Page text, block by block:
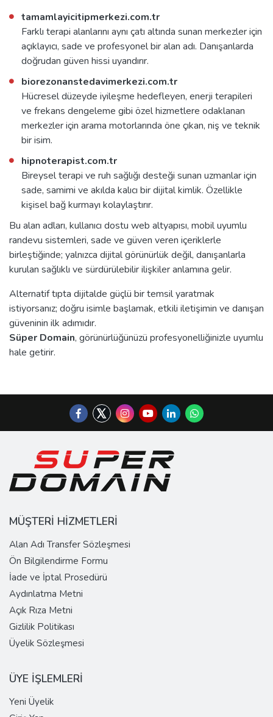
tamamlayicitipmerkezi.com.tr
Farklı terapi alanlarını aynı çatı altında sunan merkezler için
açıklayıcı, sade ve profesyonel bir alan adı. Danışanlarda
doğrudan güven hissi uyandırır.
biorezonanstedavimerkezi.com.tr
Hücresel düzeyde iyileşme hedefleyen, enerji terapileri
ve frekans dengeleme gibi özel hizmetlere odaklanan
merkezler için arama motorlarında öne çıkan, niş ve teknik
bir isim.
hipnoterapist.com.tr
Bireysel terapi ve ruh sağlığı desteği sunan uzmanlar için
sade, samimi ve akılda kalıcı bir dijital kimlik. Özellikle
kişisel bağ kurmayı kolaylaştırır.
Bu alan adları, kullanıcı dostu web altyapısı, mobil uyumlu
randevu sistemleri, sade ve güven veren içeriklerle
birleştiğinde; yalnızca dijital görünürlük değil, danışanlarla
kurulan sağlıklı ve sürdürülebilir ilişkiler anlamına gelir.
Alternatif tıpta dijitalde güçlü bir temsil yaratmak
istiyorsanız; doğru isimle başlamak, etkili iletişimin ve danışan
güveninin ilk adımıdır.
Süper Domain, görünürlüğünüzü profesyonelliğinizle uyumlu
hale getirir.
MÜŞTERİ HİZMETLERİ
Alan Adı Transfer Sözleşmesi
Ön Bilgilendirme Formu
İade ve İptal Prosedürü
Aydınlatma Metni
Açık Rıza Metni
Gizlilik Politikası
Üyelik Sözleşmesi
ÜYE İŞLEMLERİ
Yeni Üyelik